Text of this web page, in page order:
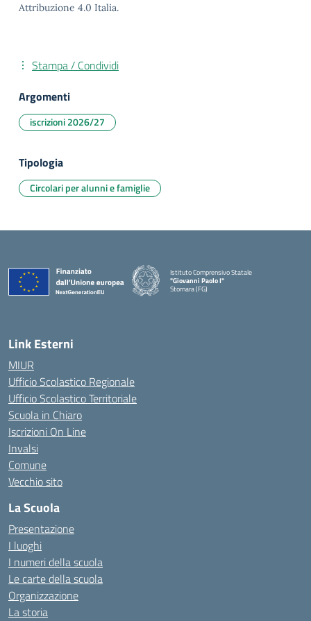
Attribuzione 4.0 Italia.
Stampa / Condividi
Argomenti
iscrizioni 2026/27
Tipologia
Circolari per alunni e famiglie
Istituto Comprensivo Statale
"Giovanni Paolo I"
Stornara (FG)
Link Esterni
MIUR
Ufficio Scolastico Regionale
Ufficio Scolastico Territoriale
Scuola in Chiaro
Iscrizioni On Line
Invalsi
Comune
Vecchio sito
La Scuola
Presentazione
I luoghi
I numeri della scuola
Le carte della scuola
Organizzazione
La storia